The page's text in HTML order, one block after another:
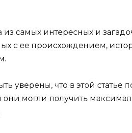
самых интересных и
с ее происхождением,
уверены, что в этой статье
они могли получить